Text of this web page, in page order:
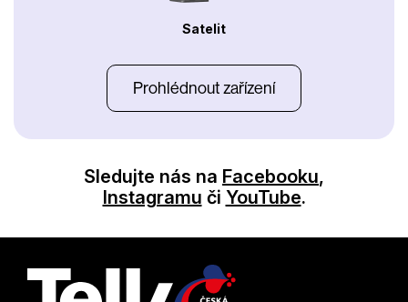
Satelit
Prohlédnout zařízení
Sledujte nás na Facebooku,
Instagramu či YouTube.